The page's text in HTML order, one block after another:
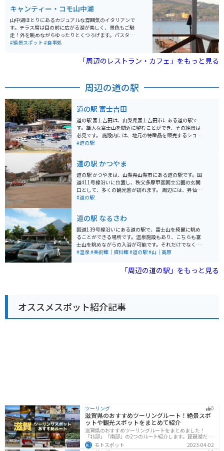
混雑していますが、リストに記名して順番を待つ方式な
ので、周辺を散歩して待ち時間を過ごすことができま
す。メニューはパンケーキを推しており、その他にバー
ガーなどのフードメニューもあります。 近くには忍野八
海や道志みちがあるので、ツーリングの休憩ポイントと
キャンティー・コモ山中湖
山中湖ほとりにあるカジュアルな雰囲気のイタリアンで
す。テラス席は目の前に広がる湖が美しく、景色もご馳
走！外を眺めながらゆったりとくつろげます。パスタや
ピザと言った定番メニューはもちろん、地元食材を使っ
#絶景スポット #食事処
「周辺のレストラン・カフェ」をもっと見る
周辺の道の駅
道の駅 富士吉田
道の駅 富士吉田は、山梨県富士吉田市にある道の駅で
す。雄大な富士山を間近に望むことができ、その絶景は
必見です。 施設内には、地元の特産品を販売するショッ
プやレストランがあり、山梨の味覚を楽しむことができ
ーダードーム館が併設されており、富士山の歴史や文化
に触れることができます。 バイクで訪れる場合、道の駅
富士吉田は、富士山周辺のツーリングの拠点としても最
適です。広々とした駐車場があり、休憩スポットとして
も利用できます。富士山スカイラインや富士パノラマラ
の観光スポットも点在しており、観光の拠点としても最
#道の駅
道の駅 かつやま
道の駅 かつやまは、山梨県山梨市にある道の駅です。国
道411号線沿いに位置し、秩父多摩甲斐国立公園の玄関
口として、多くの観光客が訪れます。 周辺には、昇仙峡
や西沢渓谷といった景勝地があり、四季折々の美しい自
インの試飲も楽しめます。 道の駅には、地元産の新鮮な
野菜や果物を販売する農産物直売所や、山梨の名産品を
扱うお土産コーナーがあります。レストランでは、ほう
とうなどの郷土料理や、地元産の食材を使った料理を味
わうことができます。 バイクで訪れる場合、道の駅の駐
し、山間部のため、天候の変化に注意が必要です。 山梨
#道の駅
道の駅 なるさわ
国道139号線沿いにある道の駅で、富士山を綺麗に眺め
ることができる場所です。温泉施設もあり、こちらも富
士山を眺めながらの入浴が可能です。それだけでなく、
富士山について学べる博物館、地元の特産品を購入でき
れた日の眺めが1番のオススメポイントです。
#温泉#美術館｜資料館#道の駅#山｜高原
「周辺の道の駅」をもっと見る
オススメスポット紹介記事
ツーリング 0
滋賀県のおすすめツーリングルート！絶景スポ
ットや観光スポットをまとめて紹介
滋賀県のおすすめツーリングルートをまとめました！
「北部」「南部」の2つのルート紹介します。琵琶湖だけ
でなく、比叡山ドライブウェイなどの山を楽しめるスポ
ットも多数あります。バイクで滋賀県にツーリングに行
モトスポット
2023-04-02